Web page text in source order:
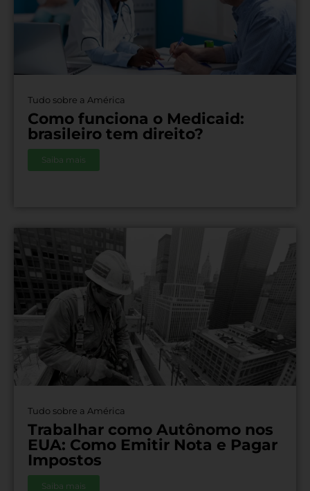
Tudo sobre a América
Como funciona o Medicaid:
brasileiro tem direito?
Saiba mais
Tudo sobre a América
Trabalhar como Autônomo nos
EUA: Como Emitir Nota e Pagar
Impostos
Saiba mais